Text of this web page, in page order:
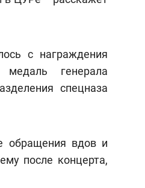
с награждения
генерала
спецназа
обращения вдов и
после концерта,